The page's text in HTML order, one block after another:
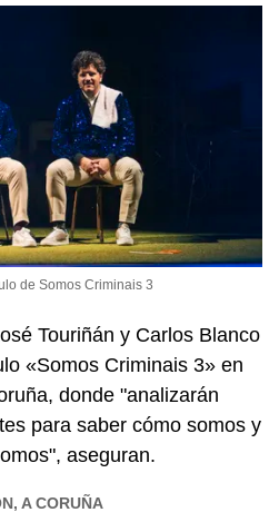
de Somos Criminais 3
Touriñán y Carlos Blanco
«Somos Criminais 3» en
donde "analizarán
para saber cómo somos y
aseguran.
A CORUÑA